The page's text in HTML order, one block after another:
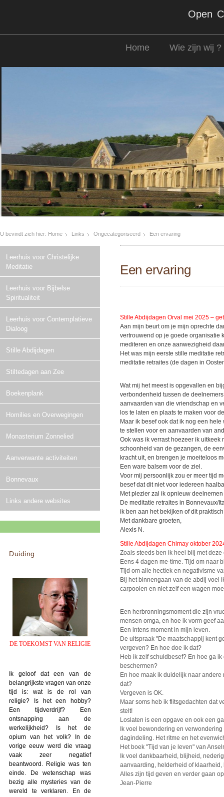
Open
Home Wie zijn wij ?
U bevindt zich hier: Home Links Ongecategoriseerd Een ervaring
Leerhuis voor Christelijke
Meditatie
Leerhuis voor Bijbelse
Spiritualiteit
Leerhuis voor Contemplatieve
Dialoog
Stille Abdijdagen
Stiltedagen aan Zee
Boekenplank
Homilies en Overwegingen
Monasterium Zonnelied
Aanverwante activiteiten
Bonnevaux
Links andere websites
Duiding
DE TOEKOMST VAN RELIGIE
Ik geloof dat een van de
belangrijkste vragen van onze
tijd is: wat is de rol van
religie? Is het een hobby?
Een tijdverdrijf? Een
ontsnapping aan de
werkelijkheid? Is het de
opium van het volk? In de
vorige eeuw werd die vraag
vaak zeer negatief
beantwoord. Religie was ten
einde. De wetenschap was
bezig alle mysteries van de
wereld te verklaren. En de
Een ervaring
Stille Abdijdagen Orval mei 2025 –
Aan mijn beurt om je mijn oprechte
vertrouwend op je goede organisatie
mediteren en onze aanwezigheid
Het was mijn eerste stille meditatie
meditatie retraites (de dagen in
Wat mij het meest is opgevallen en
verbondenheid tussen de
aanvaarden van die vriendschap en
los te laten en plaats te maken voor
Maar ik besef ook dat ik nog een
te stellen voor en aanvaarden van
Ook was ik verrast hoezeer ik
schoonheid van de gezangen, de
kracht uit, en brengen je moeiteloos
Een ware balsem voor de ziel.
Voor mij persoonlijk zou er meer tijd
besef dat dit niet voor iedereen
Met plezier zal ik opnieuw
De meditatie retraites in Bonnevaux/
ik ben aan het bekijken of dit
Met dankbare groeten,
Alexis N.
Stille Abdijdagen Chimay oktober
Zoals steeds ben ik heel blij met deze
Eens 4 dagen me-time. Tijd om naar
Tijd om alle hectiek en negativisme
Bij het binnengaan van de abdij voel
carpoolen en niet zelf een wagen
Een herbronningsmoment die zijn
mensen omga, en hoe ik vorm geef
Een intens moment in mijn leven.
De uitspraak "De maatschappij kent
vergeven? En hoe doe ik dat?
Heb ik zelf schuldbesef? En hoe ga
beschermen?
En hoe maak ik duidelijk naar
dat?
Vergeven is OK.
Maar soms heb ik flitsgedachten dat
stelt!
Loslaten is een opgave en ook een
Ik voel bewondering en
dagindeling. Het ritme en het
Het boek "Tijd van je leven" van
Ik voel dankbaarheid, blijheid,
aanvaarding, helderheid of
Alles zijn tijd geven en verder gaan
Jean-Pierre